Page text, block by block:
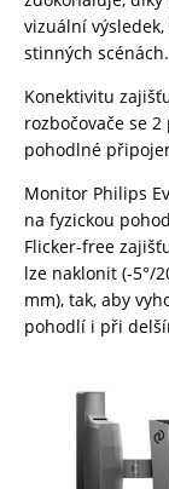
vizuální
stinných scénách.
Konektivitu
rozbočovače se
pohodlné
Monitor Philips
na fyzickou
Flicker-free
lze naklonit (-5°/
mm), tak, aby
pohodlí i při